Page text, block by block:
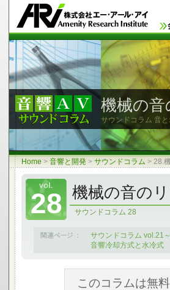
機械の
サウンドコラム 音
Home > 音響と開発 > サウンドコラム > 28.
機械の音の
サウンドコラム 28
28
サウンドコラム vol.21
音響冷却方式と水冷式
このコラムは無